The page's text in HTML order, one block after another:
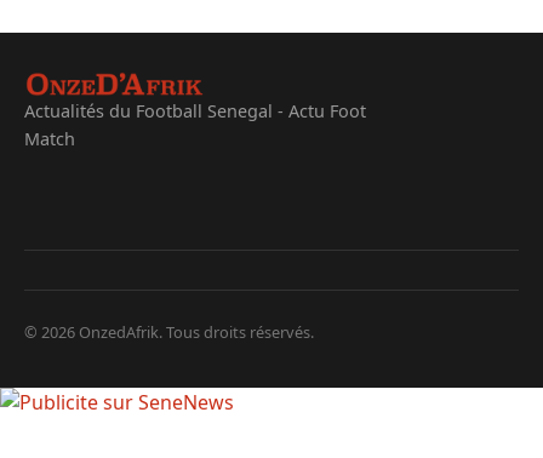
Actualités du Football Senegal - Actu Foot
Match
© 2026 OnzedAfrik. Tous droits réservés.